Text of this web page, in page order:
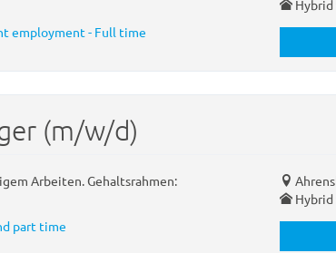
employment - Full time
(m/w/d)
Arbeiten. Gehaltsrahmen:
part time